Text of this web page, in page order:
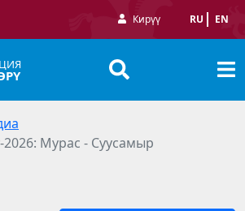
Кирүү RU EN
Мурас - Суусамыр